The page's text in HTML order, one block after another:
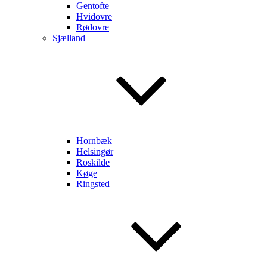
Gentofte
Hvidovre
Rødovre
Sjælland
Hornbæk
Helsingør
Roskilde
Køge
Ringsted